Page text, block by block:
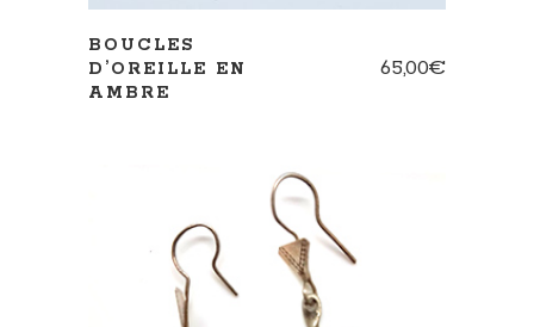
BOUCLES
D’OREILLE EN
AMBRE
65,00€